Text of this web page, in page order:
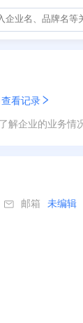
查看记录
解企业的业务
邮箱 未编辑